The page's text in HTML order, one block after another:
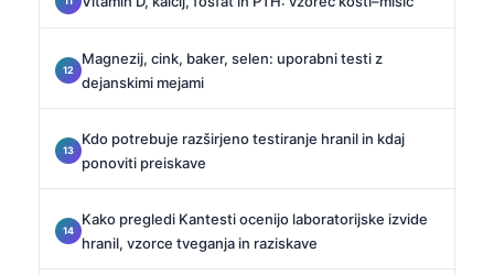
Magnezij, cink, baker, selen: uporabni testi z
dejanskimi mejami
Kdo potrebuje razširjeno testiranje hranil in kdaj
ponoviti preiskave
Kako pregledi Kantesti ocenijo laboratorijske izvide
hranil, vzorce tveganja in raziskave